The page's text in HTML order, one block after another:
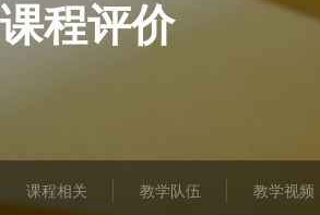
课程评价
课程相关 教学队伍 教学视频